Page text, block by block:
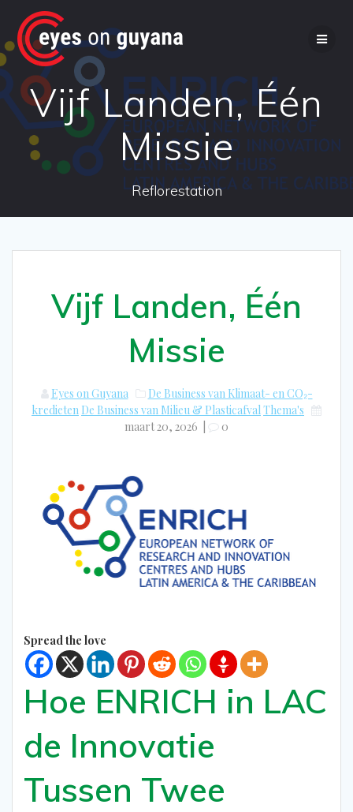
de
Vijf Landen, Één
Missie
Reflorestation
Vijf Landen, Één
Missie
Eyes on Guyana
De Business van Klimaat- en CO₂-
kredieten De Business van Milieu & PlasticafvalThema's
maart 20, 2026
0
Spread the love
Hoe ENRICH in LAC
de Innovatie
Tussen Twee